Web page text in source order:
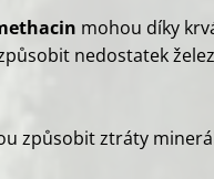
mohou díky
nedostatek
způsobit ztráty